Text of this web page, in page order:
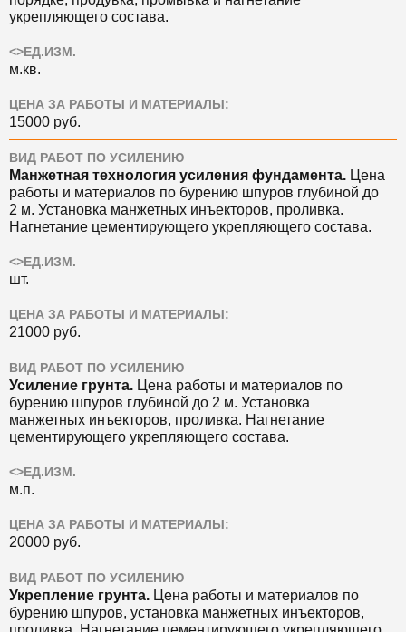
укрепляющего состава.
<>ЕД.ИЗМ.
м.кв.
ЦЕНА ЗА РАБОТЫ И МАТЕРИАЛЫ:
15000 руб.
ВИД РАБОТ ПО УСИЛЕНИЮ
Манжетная технология усиления фундамента. Цена
работы и материалов по бурению шпуров глубиной до
2 м. Установка манжетных инъекторов, проливка.
Нагнетание цементирующего укрепляющего состава.
<>ЕД.ИЗМ.
шт.
ЦЕНА ЗА РАБОТЫ И МАТЕРИАЛЫ:
21000 руб.
ВИД РАБОТ ПО УСИЛЕНИЮ
Усиление грунта. Цена работы и материалов по
бурению шпуров глубиной до 2 м. Установка
манжетных инъекторов, проливка. Нагнетание
цементирующего укрепляющего состава.
<>ЕД.ИЗМ.
м.п.
ЦЕНА ЗА РАБОТЫ И МАТЕРИАЛЫ:
20000 руб.
ВИД РАБОТ ПО УСИЛЕНИЮ
Укрепление грунта. Цена работы и материалов по
бурению шпуров, установка манжетных инъекторов,